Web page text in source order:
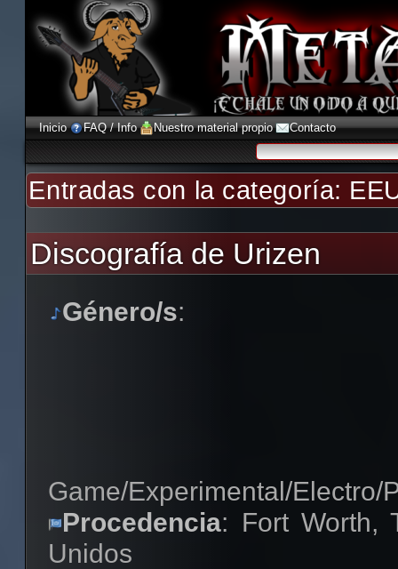
Inicio FAQ / Info Nuestro material propio Contacto
Entradas con la categoría:
Discografía de Urizen
Género/s:
Game/Experimental/Electro/
Procedencia: Fort Worth,
Unidos